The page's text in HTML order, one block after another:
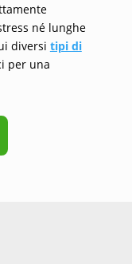
né lunghe
diversi tipi di
per una